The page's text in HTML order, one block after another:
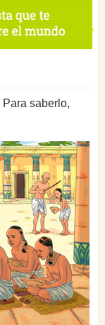
saberlo,